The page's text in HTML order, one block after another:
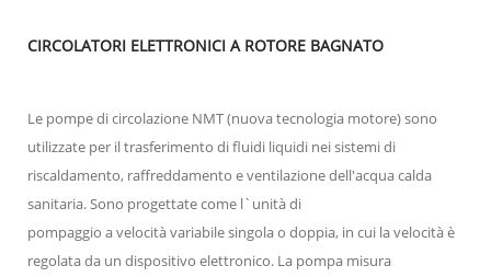
CIRCOLATORI ELETTRONICI A ROTORE BAGNATO
Le pompe di circolazione NMT (nuova tecnologia motore) sono
utilizzate per il trasferimento di fluidi liquidi nei sistemi di
riscaldamento, raffreddamento e ventilazione dell'acqua calda
sanitaria. Sono progettate come l`unità di
pompaggio a velocità variabile singola o doppia, in cui la velocità è
regolata da un dispositivo elettronico. La pompa misura